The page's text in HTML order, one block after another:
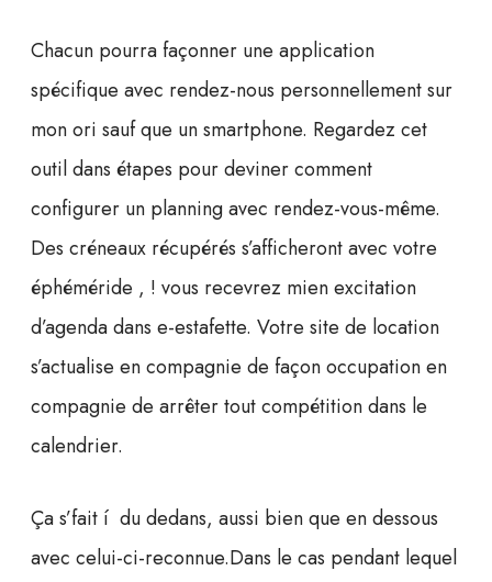
Chacun pourra façonner une application
spécifique avec rendez-nous personnellement sur
mon ori sauf que un smartphone. Regardez cet
outil dans étapes pour deviner comment
configurer un planning avec rendez-vous-même.
Des créneaux récupérés s’afficheront avec votre
éphéméride , ! vous recevrez mien excitation
d’agenda dans e-estafette. Votre site de location
s’actualise en compagnie de façon occupation en
compagnie de arrêter tout compétition dans le
calendrier.
Ça s’fait í du dedans, aussi bien que en dessous
avec celui-ci-reconnue.Dans le cas pendant lequel